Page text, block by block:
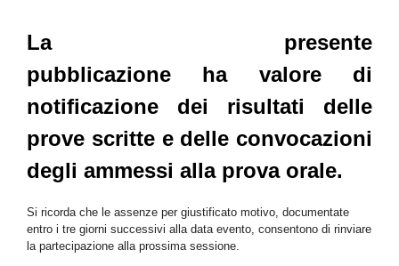
La presente
pubblicazione ha valore di
notificazione dei risultati delle
prove scritte e delle convocazioni
degli ammessi alla prova orale.
Si ricorda che le assenze per giustificato motivo, documentate
entro i tre giorni successivi alla data evento, consentono di rinviare
la partecipazione alla prossima sessione.